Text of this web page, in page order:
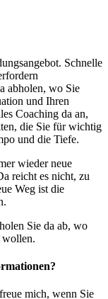
Schnelle
abholen, wo Sie
und Ihren
Coaching da an,
die Sie für wichtig
und die Tiefe.
wieder neue
reicht es nicht, zu
Weg ist die
holen Sie da ab, wo
wollen.
mich, wenn Sie